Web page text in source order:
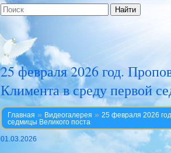
25 февраля 2026 год.
Климента в среду первой
Главная » Видеогалерея » 25 февраля 2026
седмицы Великого поста
01.03.2026